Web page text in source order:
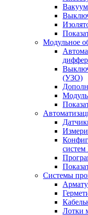
Модульное
(УЗО)
Системы
Лотки